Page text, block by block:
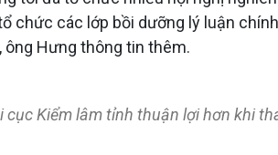
các lớp bồi dưỡng lý luận
ông Hưng thông tin thêm.
Kiểm lâm tỉnh thuận lợi hơn khi